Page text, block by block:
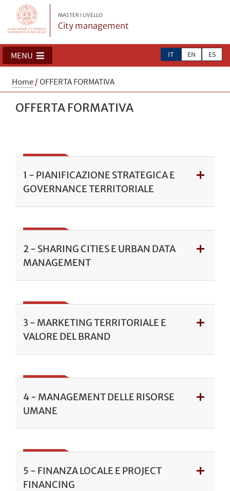
MASTER I LIVELLO
City management
IT EN ES
MENU
Home/OFFERTA FORMATIVA
OFFERTA FORMATIVA
1 - PIANIFICAZIONE STRATEGICA E
GOVERNANCE TERRITORIALE
2 - SHARING CITIES E URBAN DATA
MANAGEMENT
3 - MARKETING TERRITORIALE E
VALORE DEL BRAND
4 - MANAGEMENT DELLE RISORSE
UMANE
5 - FINANZA LOCALE E PROJECT
FINANCING